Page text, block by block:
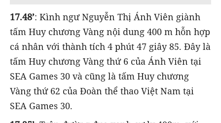
17.48’: Kình ngư Nguyễn Thị Ánh Viên giành
tấm Huy chương Vàng nội dung 400 m hỗn hợp
cá nhân với thành tích 4 phút 47 giây 85. Đây là
tấm Huy chương Vàng thứ 6 của Ánh Viên tại
SEA Games 30 và cũng là tấm Huy chương
Vàng thứ 62 của Đoàn thể thao Việt Nam tại
SEA Games 30.